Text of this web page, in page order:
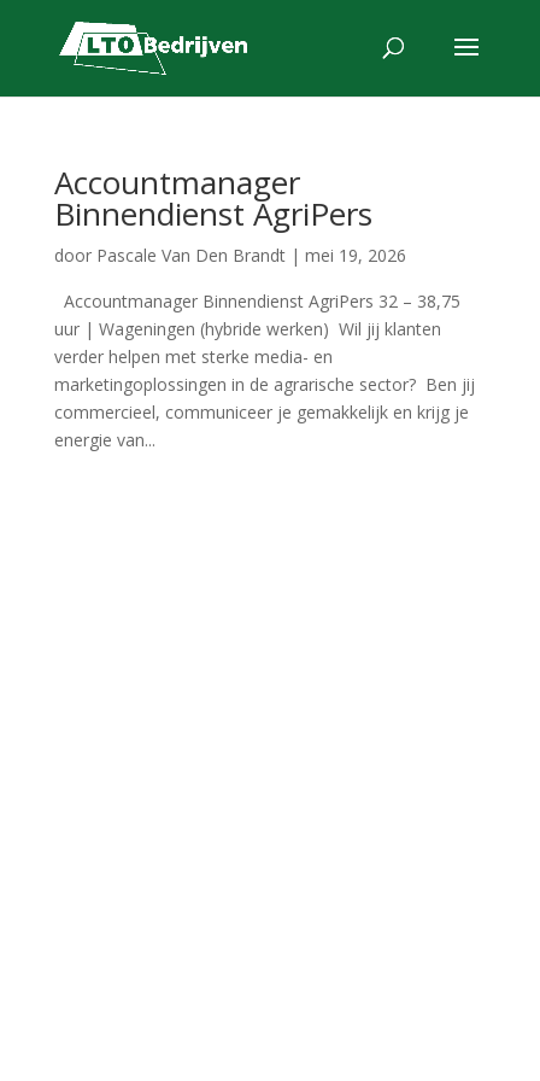
Accountmanager
Binnendienst AgriPers
door Pascale Van Den Brandt| mei 19, 2026
Accountmanager Binnendienst AgriPers 32 – 38,75
uur | Wageningen (hybride werken) Wil jij klanten
verder helpen met sterke media- en
marketingoplossingen in de agrarische sector? Ben jij
commercieel, communiceer je gemakkelijk en krijg je
energie van...